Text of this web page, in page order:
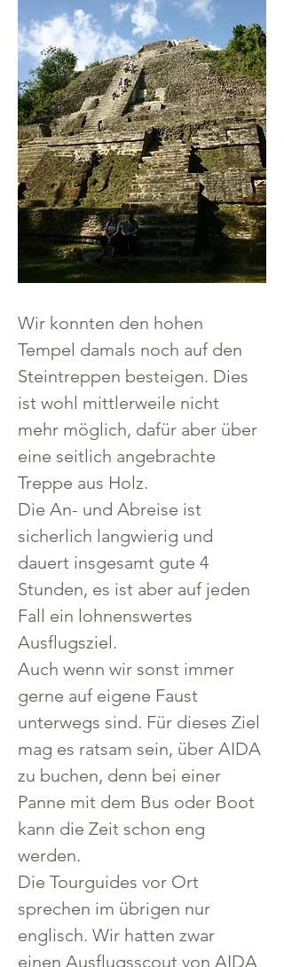
Wir konnten den hohen
Tempel damals noch auf den
Steintreppen besteigen. Dies
ist wohl mittlerweile nicht
mehr möglich, dafür aber über
eine seitlich angebrachte
Treppe aus Holz.
Die An- und Abreise ist
sicherlich langwierig und
dauert insgesamt gute 4
Stunden, es ist aber auf jeden
Fall ein lohnenswertes
Ausflugsziel.
Auch wenn wir sonst immer
gerne auf eigene Faust
unterwegs sind. Für dieses Ziel
mag es ratsam sein, über AIDA
zu buchen, denn bei einer
Panne mit dem Bus oder Boot
kann die Zeit schon eng
werden.
Die Tourguides vor Ort
sprechen im übrigen nur
englisch. Wir hatten zwar
einen Ausflugsscout von AIDA